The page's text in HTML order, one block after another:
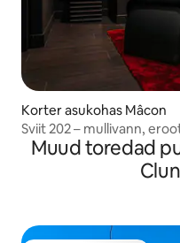
Korter asukohas Mâcon
Sviit 202 – mullivann,
Muud toredad